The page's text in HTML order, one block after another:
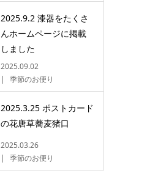
2025.9.2 漆器をたくさ
んホームページに掲載
しました
2025.09.02
季節のお便り
2025.3.25 ポストカード
の花唐草蕎麦猪口
2025.03.26
季節のお便り